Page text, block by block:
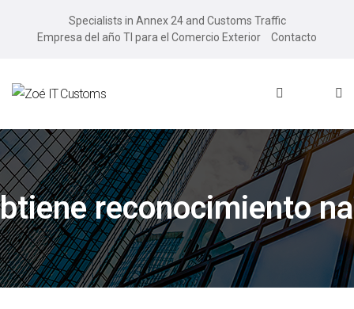
Specialists in Annex 24 and Customs Traffic
Empresa del año TI para el Comercio Exterior
Contacto
reconocimiento